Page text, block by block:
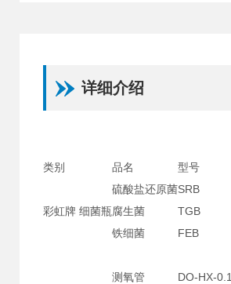
详细介绍
类别 品名 型号
彩虹牌 细菌瓶
硫酸盐还原菌SRB
腐生菌
TGB
铁细菌
FEB
测氧管 DO-HX-0.1